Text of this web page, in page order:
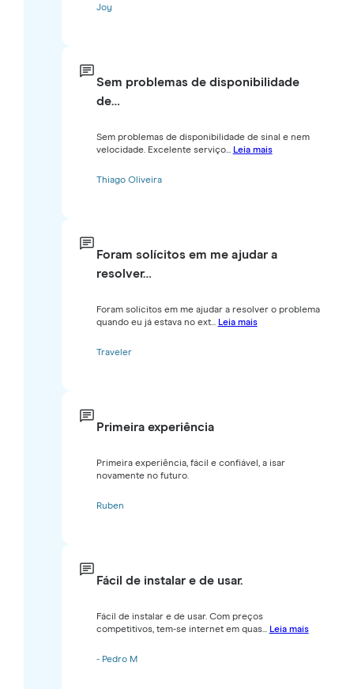
Joy
Sem problemas de disponibilidade
de…
Sem problemas de disponibilidade de sinal e nem
velocidade. Excelente serviço... Leia mais
Thiago Oliveira
Foram solícitos em me ajudar a
resolver…
Foram solícitos em me ajudar a resolver o problema
quando eu já estava no ext... Leia mais
Traveler
Primeira experiência
Primeira experiência, fácil e confiável, a isar
novamente no futuro.
Ruben
Fácil de instalar e de usar.
Fácil de instalar e de usar. Com preços
competitivos, tem-se internet em quas... Leia mais
- Pedro M